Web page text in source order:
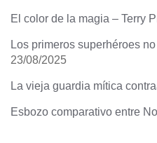
El color de la magia – Terry
Los primeros superhéroes
23/08/2025
La vieja guardia mítica
Esbozo comparativo entre